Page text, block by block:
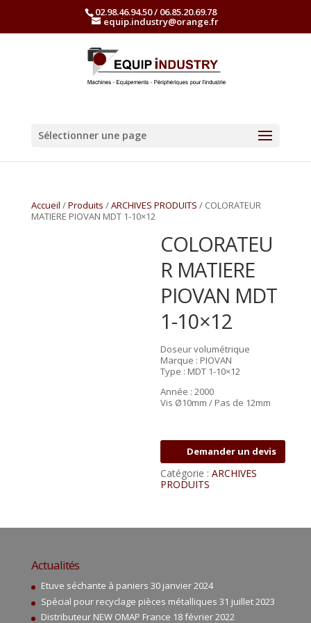
02.98.46.94.50 / 06.85.20.69.78
equip.industry@orange.fr
Sélectionner une page
Accueil /Produits /ARCHIVES PRODUITS / COLORATEUR
MATIERE PIOVAN MDT 1-10×12
COLORATEU
R MATIERE
PIOVAN MDT
1-10×12
Doseur volumétrique
Marque : PIOVAN
Type : MDT 1-10×12
Année : 2000
Vis Ø10mm / Pas de 12mm
Demander un devis
Catégorie :ARCHIVES
PRODUITS
Actualités
Etuve séchante à paniers 30 janvier 2024
Spécial pour recyclage pièces métalliques 31 juillet 2023
Distributeur NEW OMAP France 18 février 2022